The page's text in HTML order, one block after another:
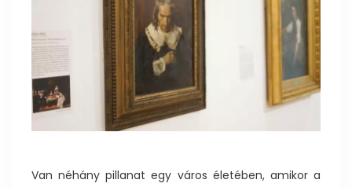
Van néhány pillanat egy város életében, amikor a